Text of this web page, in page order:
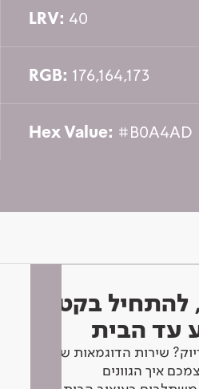
LRV: 40
RGB: 176,164,173
Hex Value: #B0A4AD
להתחיל בקטן -
עד הבית
שירות הדוגמאות שלנו
איך הגוונים